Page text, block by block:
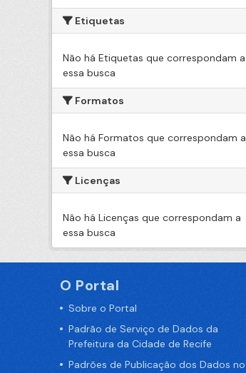
Etiquetas
Não há Etiquetas que correspondam a
essa busca
Formatos
Não há Formatos que correspondam a
essa busca
Licenças
Não há Licenças que correspondam a
essa busca
O Portal
Sobre o Portal
Padrão de Serviço de Dados da
Prefeitura da Cidade de Recife
Padrões de Publicação dos Dados no